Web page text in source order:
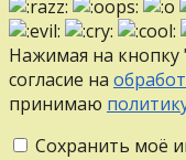
Нажимая на
согласие на
принимаю
Сохранить моё